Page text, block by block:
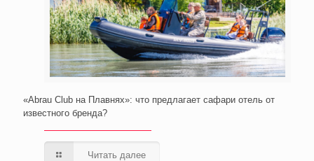
«Abrau Club на Плавнях»: что предлагает сафари отель от
известного бренда?
Читать далее